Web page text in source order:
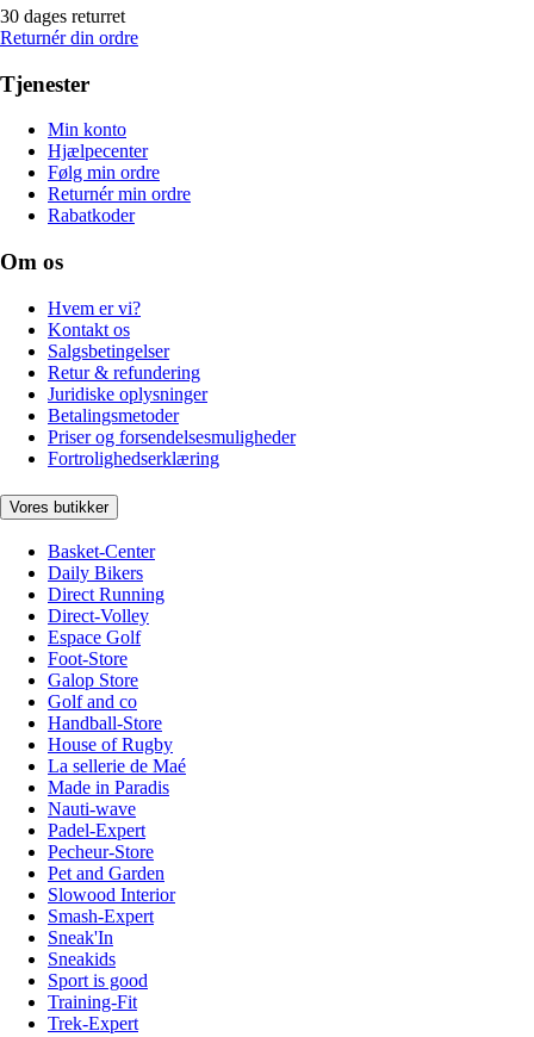
30 dages returret
Returnér din ordre
Tjenester
Min konto
Hjælpecenter
Følg min ordre
Returnér min ordre
Rabatkoder
Om os
Hvem er vi?
Kontakt os
Salgsbetingelser
Retur & refundering
Juridiske oplysninger
Betalingsmetoder
Priser og forsendelsesmuligheder
Fortrolighedserklæring
Vores butikker
Basket-Center
Daily Bikers
Direct Running
Direct-Volley
Espace Golf
Foot-Store
Galop Store
Golf and co
Handball-Store
House of Rugby
La sellerie de Maé
Made in Paradis
Nauti-wave
Padel-Expert
Pecheur-Store
Pet and Garden
Slowood Interior
Smash-Expert
Sneak'In
Sneakids
Sport is good
Training-Fit
Trek-Expert